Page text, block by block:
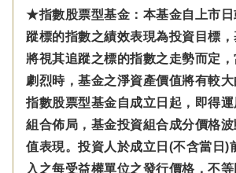
★指數股票型基金：本基金自上市日
蹤標的指數之績效表現為投資目標
將視其追蹤之標的指數之走勢而定
劇烈時，基金之淨資產價值將有較大
指數股票型基金自成立日起，即得
組合佈局，基金投資組合成分價格
值表現。投資人於成立日(不含當日)
入之每受益權單位之發行價格，不